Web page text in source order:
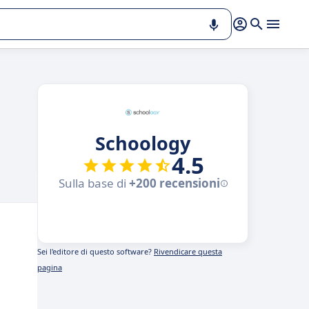
Schoology
4.5
Sulla base di +200 recensioni
Sei l'editore di questo software? Rivendicare questa
pagina